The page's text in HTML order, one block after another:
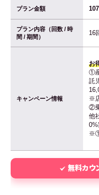
プラン金額
プラン内容（回数 / 時
間 / 期間）
16
キャンペーン情報
お
①
託
※
②
他
0%
※①
無料カウ